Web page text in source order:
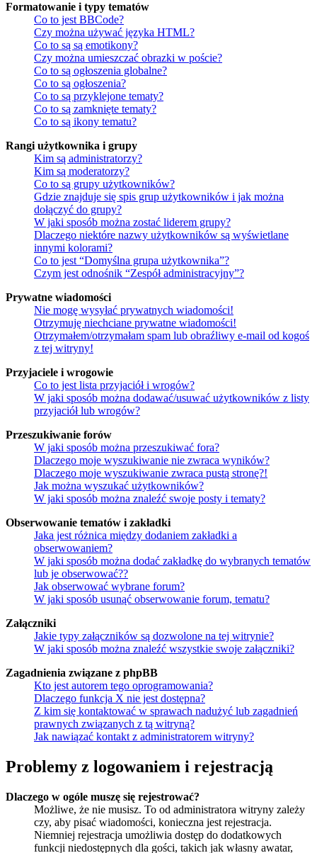
Formatowanie i typy tematów
Co to jest BBCode?
Czy można używać języka HTML?
Co to są są emotikony?
Czy można umieszczać obrazki w poście?
Co to są ogłoszenia globalne?
Co to są ogłoszenia?
Co to są przyklejone tematy?
Co to są zamknięte tematy?
Co to są ikony tematu?
Rangi użytkownika i grupy
Kim są administratorzy?
Kim są moderatorzy?
Co to są grupy użytkowników?
Gdzie znajduje się spis grup użytkowników i jak można
dołączyć do grupy?
W jaki sposób można zostać liderem grupy?
Dlaczego niektóre nazwy użytkowników są wyświetlane
innymi kolorami?
Co to jest “Domyślna grupa użytkownika”?
Czym jest odnośnik “Zespół administracyjny”?
Prywatne wiadomości
Nie mogę wysyłać prywatnych wiadomości!
Otrzymuję niechciane prywatne wiadomości!
Otrzymałem/otrzymałam spam lub obraźliwy e-mail od kogoś
z tej witryny!
Przyjaciele i wrogowie
Co to jest lista przyjaciół i wrogów?
W jaki sposób można dodawać/usuwać użytkowników z listy
przyjaciół lub wrogów?
Przeszukiwanie forów
W jaki sposób można przeszukiwać fora?
Dlaczego moje wyszukiwanie nie zwraca wyników?
Dlaczego moje wyszukiwanie zwraca pustą stronę?!
Jak można wyszukać użytkowników?
W jaki sposób można znaleźć swoje posty i tematy?
Obserwowanie tematów i zakładki
Jaka jest różnica między dodaniem zakładki a
obserwowaniem?
W jaki sposób można dodać zakładkę do wybranych tematów
lub je obserwować??
Jak obserwować wybrane forum?
W jaki sposób usunąć obserwowanie forum, tematu?
Załączniki
Jakie typy załączników są dozwolone na tej witrynie?
W jaki sposób można znaleźć wszystkie swoje załączniki?
Zagadnienia związane z phpBB
Kto jest autorem tego oprogramowania?
Dlaczego funkcja X nie jest dostępna?
Z kim się kontaktować w sprawach nadużyć lub zagadnień
prawnych związanych z tą witryną?
Jak nawiązać kontakt z administratorem witryny?
Problemy z logowaniem i rejestracją
Dlaczego w ogóle muszę się rejestrować?
Możliwe, że nie musisz. To od administratora witryny zależy
czy, aby pisać wiadomości, konieczna jest rejestracja.
Niemniej rejestracja umożliwia dostęp do dodatkowych
funkcji niedostępnych dla gości, takich jak własny awatar,